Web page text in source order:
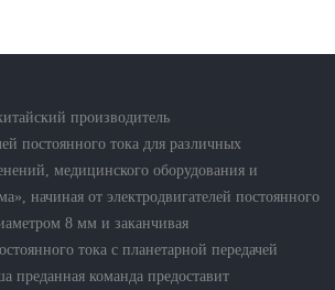
производитель
постоянного тока для различных
медицинского оборудования и
начиная от электродвигателей постоянного
8 мм и заканчивая
тока с планетарной передачей
преданная команда предоставит